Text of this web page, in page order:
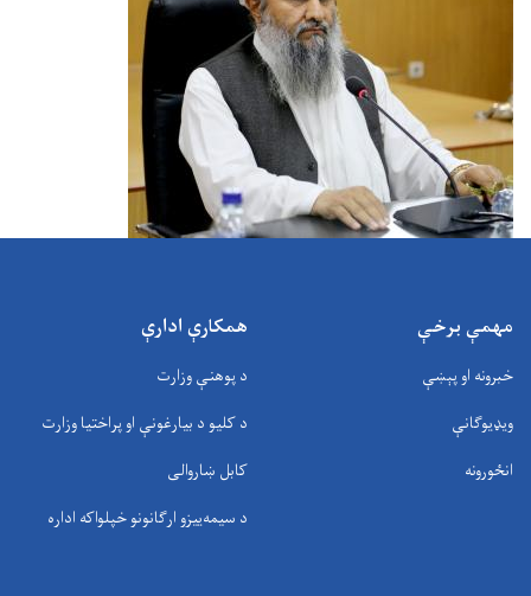
مهمې برخې
خبرونه او پېښې
ویډیوګانې
انځورونه
همکارې ادارې
د پوهنې وزارت
د کلیو د بیارغونې او پراختیا وزارت
کابل ښاروالی
د سيمه‌ييزو ارګانونو خپلواکه اداره